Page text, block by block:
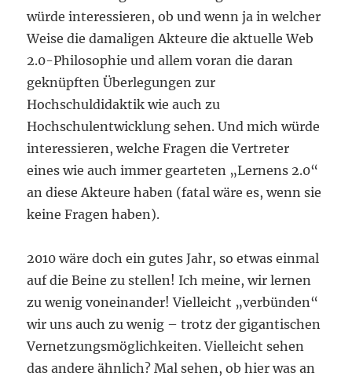
würde interessieren, ob und wenn ja in welcher
Weise die damaligen Akteure die aktuelle Web
2.0-Philosophie und allem voran die daran
geknüpften Überlegungen zur
Hochschuldidaktik wie auch zu
Hochschulentwicklung sehen. Und mich würde
interessieren, welche Fragen die Vertreter
eines wie auch immer gearteten „Lernens 2.0“
an diese Akteure haben (fatal wäre es, wenn sie
keine Fragen haben).
2010 wäre doch ein gutes Jahr, so etwas einmal
auf die Beine zu stellen! Ich meine, wir lernen
zu wenig voneinander! Vielleicht „verbünden“
wir uns auch zu wenig – trotz der gigantischen
Vernetzungsmöglichkeiten. Vielleicht sehen
das andere ähnlich? Mal sehen, ob hier was an